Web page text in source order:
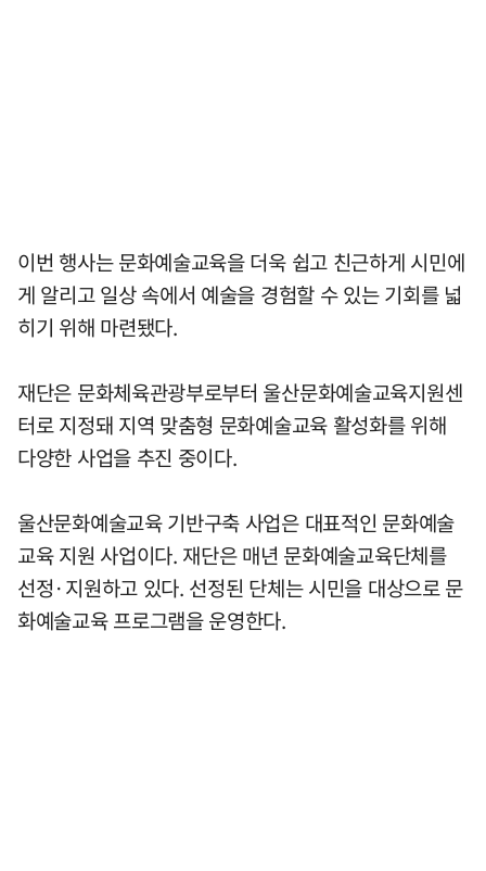
이번 행사는 문화예술교육을 더욱 쉽고 친근하게 시민에
게 알리고 일상 속에서 예술을 경험할 수 있는 기회를 넓
히기 위해 마련됐다.
재단은 문화체육관광부로부터 울산문화예술교육지원센
터로 지정돼 지역 맞춤형 문화예술교육 활성화를 위해
다양한 사업을 추진 중이다.
울산문화예술교육 기반구축 사업은 대표적인 문화예술
교육 지원 사업이다. 재단은 매년 문화예술교육단체를
선정·지원하고 있다. 선정된 단체는 시민을 대상으로 문
화예술교육 프로그램을 운영한다.